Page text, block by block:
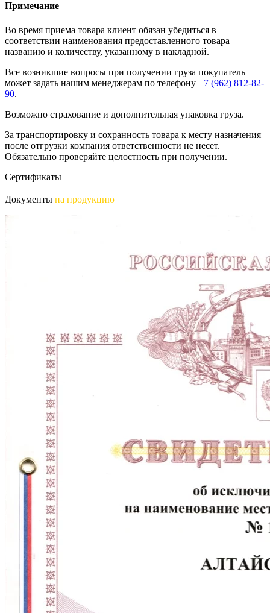
Примечание
Во время приема товара клиент обязан убедиться в
соответствии наименования предоставленного товара
названию и количеству, указанному в накладной.
Все возникшие вопросы при получении груза покупатель
может задать нашим менеджерам по телефону +7 (962) 812-82-
90.
Возможно страхование и дополнительная упаковка груза.
За транспортировку и сохранность товара к месту назначения
после отгрузки компания ответственности не несет.
Обязательно проверяйте целостность при получении.
Сертификаты
Документы на продукцию